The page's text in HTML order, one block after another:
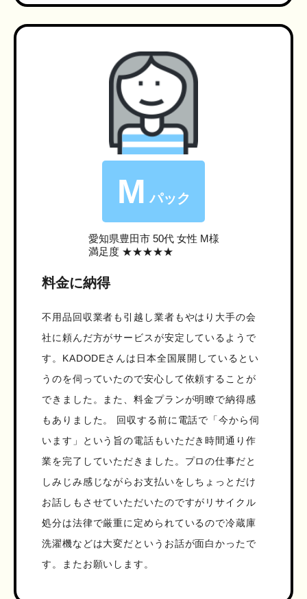
M パック
愛知県豊田市50代 女性 M様
満足度 ★★★★★
料金に納得
不用品回収業者も引越し業者もやはり大手の会
社に頼んだ方がサービスが安定しているようで
す。KADODEさんは日本全国展開しているとい
うのを伺っていたので安心して依頼することが
できました。また、料金プランが明瞭で納得感
もありました。 回収する前に電話で「今から伺
います」という旨の電話もいただき時間通り作
業を完了していただきました。プロの仕事だと
しみじみ感じながらお支払いをしちょっとだけ
お話しもさせていただいたのですがリサイクル
処分は法律で厳重に定められているので冷蔵庫
洗濯機などは大変だというお話が面白かったで
す。またお願いします。